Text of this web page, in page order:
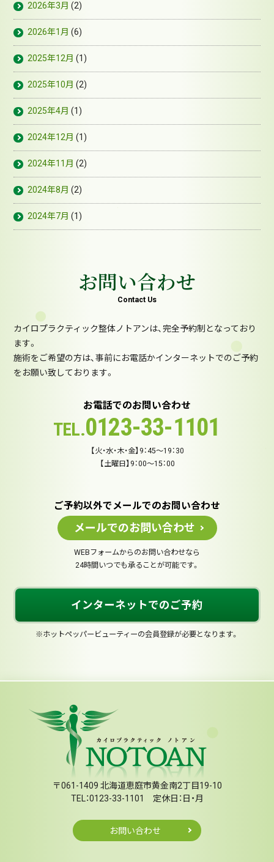
2026年3月 (2)
2026年1月 (6)
2025年12月 (1)
2025年10月 (2)
2025年4月 (1)
2024年12月 (1)
2024年11月 (2)
2024年8月 (2)
2024年7月 (1)
お問い合わせ
Contact Us
カイロプラクティック整体ノトアンは、完全予約制となっており
ます。
施術をご希望の方は、事前にお電話かインターネットでのご予約
をお願い致しております。
お電話でのお問い合わせ
TEL.0123-33-1101
【火・水・木・金】9：45～19：30
【土曜日】9：00～15：00
ご予約以外でメールでのお問い合わせ
メールでのお問い合わせ
WEBフォームからのお問い合わせなら
24時間いつでも承ることが可能です。
インターネットでのご予約
※ホットペッパービューティーの会員登録が必要となります。
〒061-1409 北海道恵庭市黄金南2丁目19-10
TEL：0123-33-1101 定休日：日・月
お問い合わせ